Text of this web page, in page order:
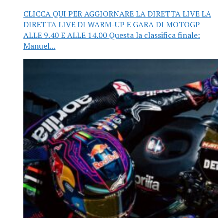
CLICCA QUI PER AGGIORNARE LA DIRETTA LIVE LA
DIRETTA LIVE DI WARM-UP E GARA DI MOTOGP
ALLE 9.40 E ALLE 14.00 Questa la classifica finale:
Manuel...